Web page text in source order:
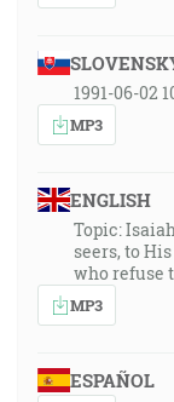
1991-06-02
MP3
ENGLISH
Topic:
seers, to
who refuse
MP3
ESPAÑOL